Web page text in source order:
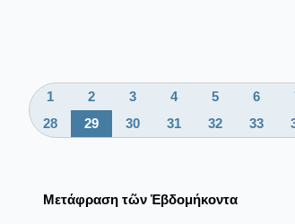
1 2 3 4 5 6
28
29 30 31 32 33
Μετάφραση τῶν Ἑβδομήκοντα